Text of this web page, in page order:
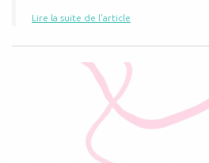
Lire la suite de l'article